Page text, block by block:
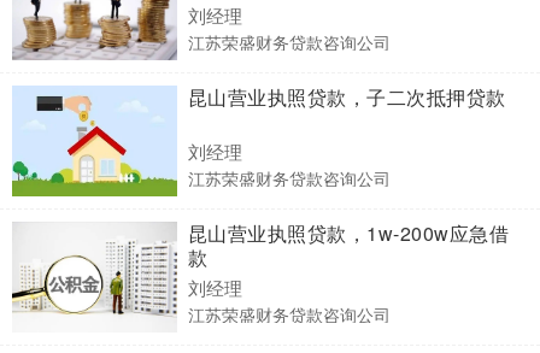
刘经理
江苏荣盛财务贷款咨询公司
昆山营业执照贷款，子二次抵押贷款
刘经理
江苏荣盛财务贷款咨询公司
昆山营业执照贷款，1w-200w应急借
款
刘经理
江苏荣盛财务贷款咨询公司